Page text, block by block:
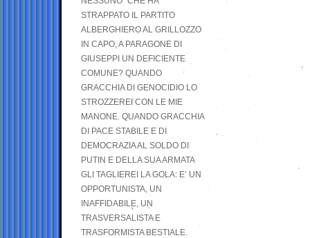
STRAPPATO IL PARTITO
ALBERGHIERO AL GRILLOZZO
IN CAPO, A PARAGONE DI
GIUSEPPI UN DEFICIENTE
COMUNE? QUANDO
GRACCHIA DI GENOCIDIO LO
STROZZEREI CON LE MIE
MANONE. QUANDO GRACCHIA
DI PACE STABILE E DI
DEMOCRAZIA AL SOLDO DI
PUTIN E DELLA SUA ARMATA
GLI TAGLIEREI LA GOLA: E’ UN
OPPORTUNISTA, UN
INAFFIDABILE, UN
TRASVERSALISTA E
TRASFORMISTA BESTIALE.